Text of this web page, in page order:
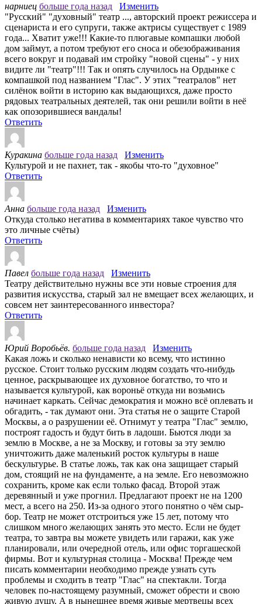
нарниец больше года назад
Изменить
"Русский" "духовный" театр ..., авторский проект режиссера и
сценариста и его супруги, также актрисы существует с 1989
года... Хватит уже!!! Какие-то плюгавые компашки любой
дом займут, а потом требуют его сноса и обезображивания
всего вокруг и подавай им стройку "новой сцены" - у них
видите ли "театр"!!! Так и опять случилось на Ордынке с
компашкой под названием "Глас". У этих "театралов" нет
силёнок войти в историю как выдающихся, даже просто
рядовых театральных деятелей, так они решили войти в неё
как опозорившиеся вандалы!
Ответить
Куракина больше года назад
Изменить
Культурой и не пахнет, так - якобы что-то "духовное"
Ответить
Анна больше года назад
Изменить
Откуда столько негатива в комментариях такое чувство что
это личные счёты)
Ответить
Павел больше года назад
Изменить
Театру действительно нужны все эти новые строения для
развития искусства, старый зал не вмещает всех желающих, и
совсем нет заинтересованного инвестора?
Ответить
Юрий Воробьёв. больше года назад
Изменить
Какая ложь и сколько ненависти ко всему, что истинно
русское. Стоит только русским людям создать что-нибудь
ценное, раскрывающее их духовное богатство, то что и
называется культурой, как вороньё откуда ни возьмись
начинает каркать. Сейчас демократия и можно всё оплевать и
обгадить, - так думают они. Эта статья не о защите Старой
Москвы, а о разрушении её. Отнимут у театра "Глас" землю,
построят гадость и будут бить в ладоши. Бьются люди за
землю в Москве, а не за Москву, и готовы за эту землю
уничтожить даже маленький росток культуры в наше
бескультурье. В статье ложь, так как она защищает старый
дом, стоящий не на фундаменте, а на земле. Его невозможно
сохранить, кроме как если только фасад. Второй этаж
деревянный и уже прогнил. Предлагают проект не на 1200
мест, а всего на 250. Из-за одного этого понятно о чём сыр-
бор. Театр не может отстроиться уже 15 лет, потому что
слишком много желающих занять это место. Если не будет
театра, то завтра вы можете увидеть или гаражи, как уже
планировали, или очередной отель, или офис торгашеской
фирмы. Вот и культурная столица - Москва! Прежде чем
писать комментарии необходимо прежде узнать суть
проблемы и сходить в театр "Глас" на спектакли. Тогда
человек по-настоящему разумный, сможет обрести и свою
живую душу. А в нынешнее время живые мертвецы всех